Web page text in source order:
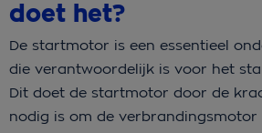
doet het?
De startmotor is een essentieel
die verantwoordelijk is voor het
Dit doet de startmotor door de
nodig is om de